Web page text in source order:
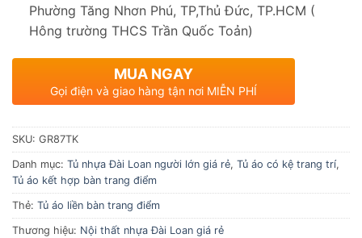
Phường Tăng Nhơn Phú, TP,Thủ Đức, TP.HCM (
Hông trường THCS Trần Quốc Toản)
MUA NGAY
Gọi điện và giao hàng tận nơi MIỄN PHÍ
SKU: GR87TK
Danh mục: Tủ nhựa Đài Loan người lớn giá rẻ, Tủ áo có kệ trang trí,
Tủ áo kết hợp bàn trang điểm
Thẻ: Tủ áo liền bàn trang điểm
Thương hiệu: Nội thất nhựa Đài Loan giá rẻ